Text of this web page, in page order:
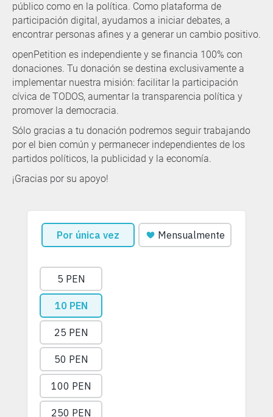
público como en la política. Como plataforma de
participación digital, ayudamos a iniciar debates, a
encontrar personas afines y a generar un cambio positivo.
openPetition es independiente y se financia 100% con
donaciones. Tu donación se destina exclusivamente a
implementar nuestra misión: facilitar la participación
cívica de TODOS, aumentar la transparencia política y
promover la democracia.
Sólo gracias a tu donación podremos seguir trabajando
por el bien común y permanecer independientes de los
partidos políticos, la publicidad y la economía.
¡Gracias por su apoyo!